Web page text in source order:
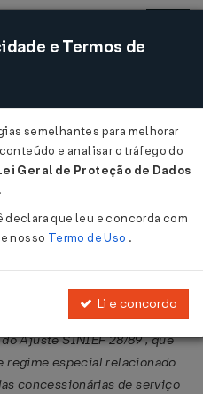
Acessar
de 06/07/2007
Ajuste SINIEF 28/89 , que
regime especial relacionado
concessionárias de serviço
e Termos de
semelhantes para melhorar
e analisar o tráfego do
Geral de Proteção de Dados
.
que leu e concorda com
e nosso Termo de Uso .
Li e concordo